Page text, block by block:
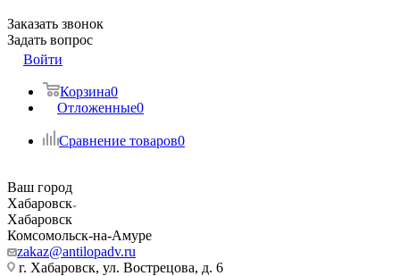
Заказать звонок
Задать вопрос
Войти
Корзина0
Отложенные0
Сравнение товаров0
Ваш город
Хабаровск
Хабаровск
Комсомольск-на-Амуре
zakaz@antilopadv.ru
г. Хабаровск, ул. Вострецова, д. 6